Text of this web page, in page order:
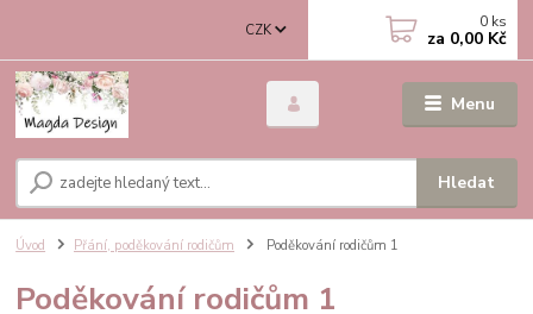
Menu
CZK
Hledat
0 ks
za 0,00 Kč
Úvod Přání, poděkování rodičům Poděkování rodičům 1
Poděkování rodičům 1